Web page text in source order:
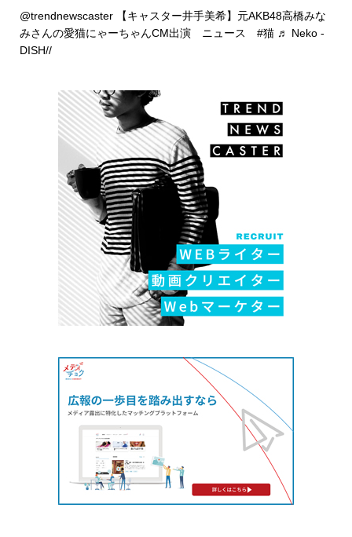
@trendnewscaster【キャスター井手美希】元AKB48高橋みな
みさんの愛猫にゃーちゃんCM出演 ニュース #猫 ♬ Neko -
DISH//